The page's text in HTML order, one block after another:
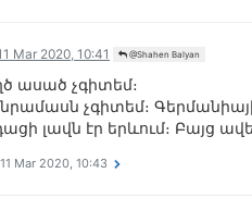
Mar 2020, 10:41 @Shahen Balyan
ասած չգիտեմ։
չգիտեմ։
լավն էր երևում։ Բայց
11 Mar 2020, 10:43